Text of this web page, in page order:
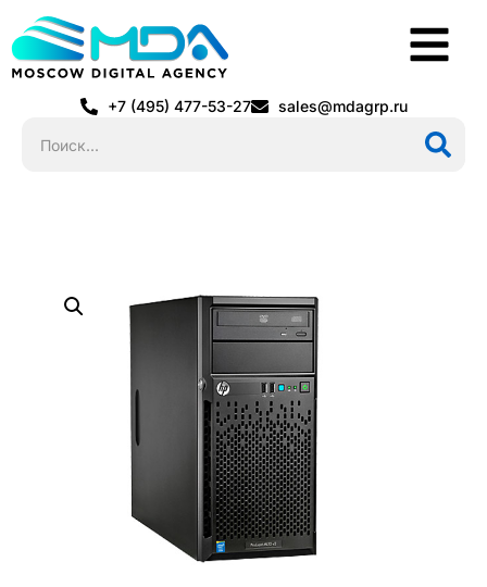
+7 (495) 477-53-27 sales@mdagrp.ru